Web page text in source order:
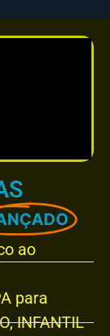
ao
para
INFANTIL